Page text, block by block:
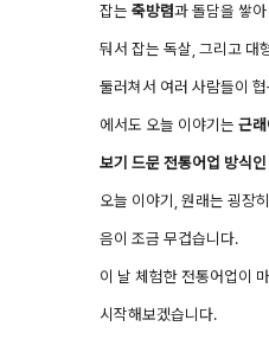
잡는 죽방렴과 돌담을 쌓
둬서 잡는 독살, 그리고 대
둘러쳐서 여러 사람들이
에서도 오늘 이야기는 근래
보기 드문 전통어업 방식인
오늘 이야기, 원래는 굉장
음이 조금 무겁습니다.
이 날 체험한 전통어업이
시작해보겠습니다.